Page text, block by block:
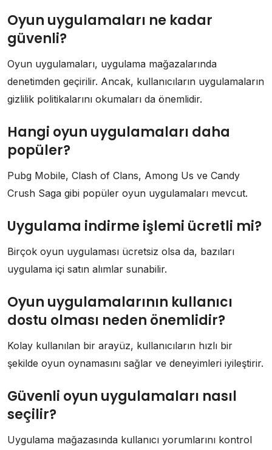
Oyun uygulamaları ne kadar
güvenli?
Oyun uygulamaları, uygulama mağazalarında
denetimden geçirilir. Ancak, kullanıcıların uygulamaların
gizlilik politikalarını okumaları da önemlidir.
Hangi oyun uygulamaları daha
popüler?
Pubg Mobile, Clash of Clans, Among Us ve Candy
Crush Saga gibi popüler oyun uygulamaları mevcut.
Uygulama indirme işlemi ücretli mi?
Birçok oyun uygulaması ücretsiz olsa da, bazıları
uygulama içi satın alımlar sunabilir.
Oyun uygulamalarının kullanıcı
dostu olması neden önemlidir?
Kolay kullanılan bir arayüz, kullanıcıların hızlı bir
şekilde oyun oynamasını sağlar ve deneyimleri iyileştirir.
Güvenli oyun uygulamaları nasıl
seçilir?
Uygulama mağazasında kullanıcı yorumlarını kontrol